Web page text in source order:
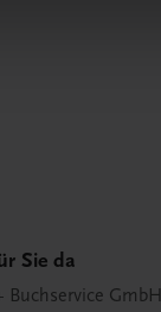
Sie da
Buchservice GmbH